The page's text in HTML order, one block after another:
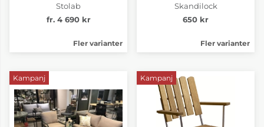
Stolab
fr. 4 690 kr
Fler varianter
Skandilock
650 kr
Fler varianter
Kampanj Kampanj